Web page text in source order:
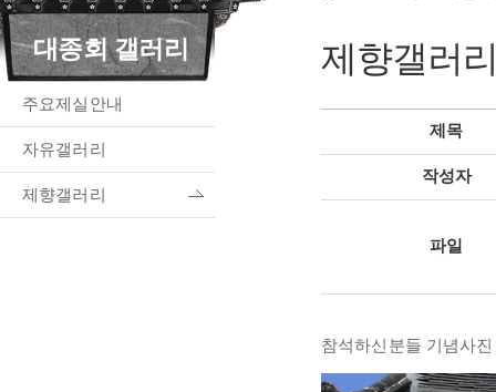
대종회 갤러리
주요제실안내
자유갤러리
제향갤러리
제향갤러
제목
작성자
파일
참석하신분들 기념사진